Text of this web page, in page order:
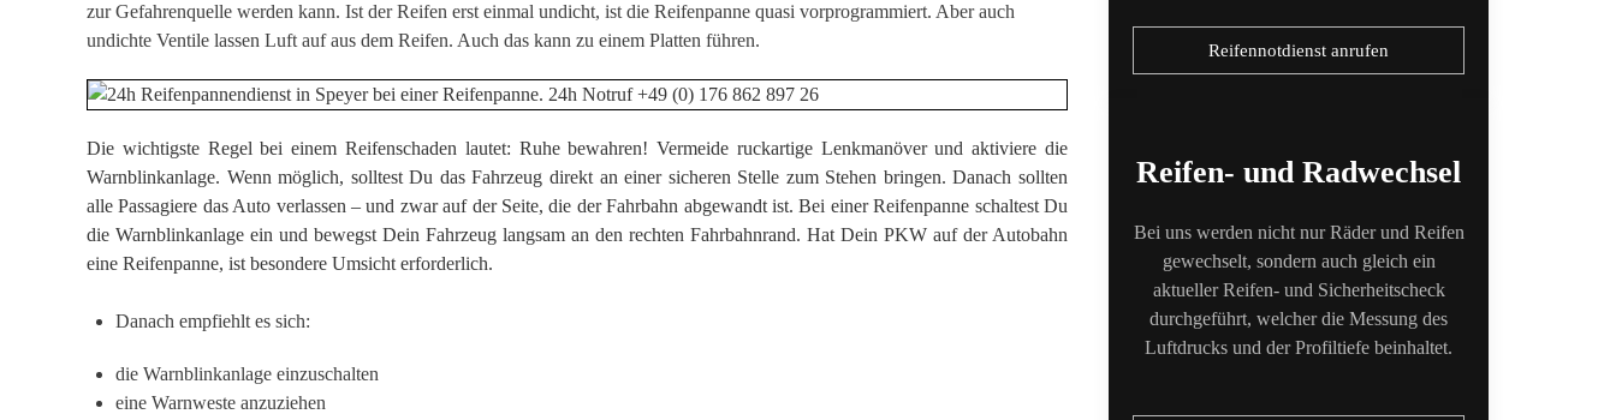
zur Gefahrenquelle werden kann. Ist der Reifen erst einmal undicht, ist die Reifenpanne quasi vorprogrammiert. Aber auch
undichte Ventile lassen Luft auf aus dem Reifen. Auch das kann zu einem Platten führen.
Die wichtigste Regel bei einem Reifenschaden lautet: Ruhe bewahren! Vermeide ruckartige Lenkmanöver und aktiviere die
Warnblinkanlage. Wenn möglich, solltest Du das Fahrzeug direkt an einer sicheren Stelle zum Stehen bringen. Danach sollten
alle Passagiere das Auto verlassen – und zwar auf der Seite, die der Fahrbahn abgewandt ist. Bei einer Reifenpanne schaltest Du
die Warnblinkanlage ein und bewegst Dein Fahrzeug langsam an den rechten Fahrbahnrand. Hat Dein PKW auf der Autobahn
eine Reifenpanne, ist besondere Umsicht erforderlich.
Danach empfiehlt es sich:
die Warnblinkanlage einzuschalten
eine Warnweste anzuziehen
Reifennotdienst anrufen
Reifen- und Radwechsel
Bei uns werden nicht nur Räder und Reifen
gewechselt, sondern auch gleich ein
aktueller Reifen- und Sicherheitscheck
durchgeführt, welcher die Messung des
Luftdrucks und der Profiltiefe beinhaltet.